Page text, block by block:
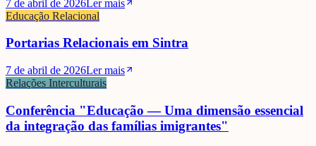
7 de abril de 2026Ler mais
Educação Relacional
Portarias Relacionais em Sintra
7 de abril de 2026Ler mais
Relações Interculturais
Conferência "Educação — Uma dimensão essencial
da integração das famílias imigrantes"